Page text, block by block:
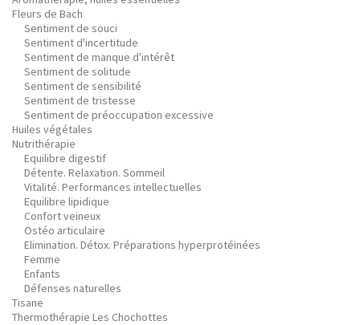
Fleurs de Bach
Sentiment de souci
Sentiment d'incertitude
Sentiment de manque d'intérêt
Sentiment de solitude
Sentiment de sensibilité
Sentiment de tristesse
Sentiment de préoccupation excessive
Huiles végétales
Nutrithérapie
Equilibre digestif
Détente. Relaxation. Sommeil
Vitalité. Performances intellectuelles
Equilibre lipidique
Confort veineux
Ostéo articulaire
Elimination. Détox. Préparations hyperprotéinées
Femme
Enfants
Défenses naturelles
Tisane
Thermothérapie Les Chochottes